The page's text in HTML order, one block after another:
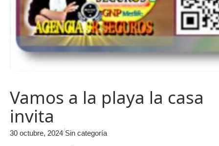
Vamos a la playa la casa
invita
30 octubre, 2024/Sin categoría